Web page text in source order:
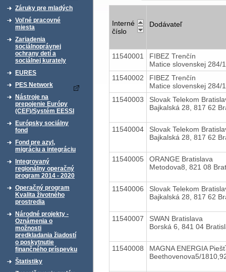
Záruky pre mladých
Voľné pracovné
miesta
Zariadenia
sociálnoprávnej
ochrany detí a
sociálnej kurately
EURES
PES Network
Nástroje na
prepojenie Európy
(CEF)/Systém EESSI
Európsky sociálny
fond
Fond pre azyl,
migráciu a integráciu
Integrovaný
regionálny operačný
program 2014 - 2020
Operačný program
Kvalita životného
prostredia
Národné projekty -
Oznámenia o
možnosti
predkladania žiadostí
o poskytnutie
finančného príspevku
Štatistiky
Interné
číslo
Dodávateľ
11540001
FIBEZ Trenčín
Matice slovenskej 284/
11540002
FIBEZ Trenčín
Matice slovenskej 284/
11540003
Slovak Telekom
Bajkalská 28, 817 62
11540004
Slovak Telekom
Bajkalská 28, 817 62
11540005
ORANGE Bratislava
Metodova8, 821 08
11540006
Slovak Telekom
Bajkalská 28, 817 62
11540007
SWAN Bratislava
Borská 6, 841 04
11540008
MAGNA ENERGIA
Beethovenova5/